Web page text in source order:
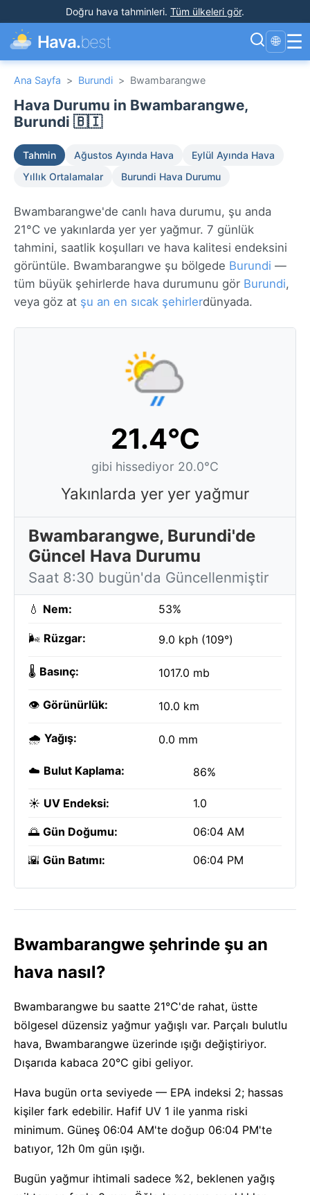
Doğru hava tahminleri. Tüm ülkeleri gör.
Hava.best 🌐 ☰
Ana Sayfa > Burundi > Bwambarangwe
Hava Durumu in Bwambarangwe,
Burundi 🇧🇮
Tahmin Ağustos Ayında Hava
Eylül Ayında Hava
Yıllık Ortalamalar
Burundi Hava Durumu
Bwambarangwe'de canlı hava durumu, şu anda
21°C ve yakınlarda yer yer yağmur. 7 günlük
tahmini, saatlik koşulları ve hava kalitesi endeksini
görüntüle. Bwambarangwe şu bölgede Burundi —
tüm büyük şehirlerde hava durumunu gör Burundi,
veya göz at şu an en sıcak şehirlerdünyada.
21.4°C
gibi hissediyor 20.0°C
Yakınlarda yer yer yağmur
Bwambarangwe, Burundi'de
Güncel Hava Durumu
Saat 8:30 bugün'da Güncellenmiştir
💧 Nem: 53%
🌬️ Rüzgar: 9.0 kph (109°)
🌡️ Basınç: 1017.0 mb
👁️ Görünürlük: 10.0 km
🌧️ Yağış: 0.0 mm
☁️ Bulut Kaplama: 86%
☀️ UV Endeksi: 1.0
🌅 Gün Doğumu: 06:04 AM
🌇 Gün Batımı: 06:04 PM
Bwambarangwe şehrinde şu an
hava nasıl?
Bwambarangwe bu saatte 21°C'de rahat, üstte
bölgesel düzensiz yağmur yağışlı var. Parçalı bulutlu
hava, Bwambarangwe üzerinde ışığı değiştiriyor.
Dışarıda kabaca 20°C gibi geliyor.
Hava bugün orta seviyede — EPA indeksi 2; hassas
kişiler fark edebilir. Hafif UV 1 ile yanma riski
minimum. Güneş 06:04 AM'te doğup 06:04 PM'te
batıyor, 12h 0m gün ışığı.
Bugün yağmur ihtimali sadece %2, beklenen yağış